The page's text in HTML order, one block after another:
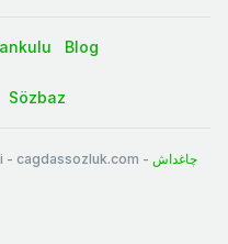
Blog
Sözbaz
- cagdassozluk.com - چاغداش